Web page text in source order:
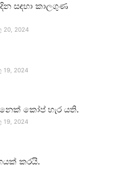
සඳහා කාලගුණ
20, 2024
19, 2024
කෝප් හැර යති.
19, 2024
කරයි.